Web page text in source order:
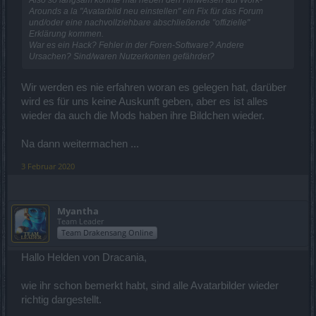
Arounds a la "Avatarbild neu einstellen" ein Fix für das Forum
und/oder eine nachvollziehbare abschließende "offizielle"
Erklärung kommen.
War es ein Hack? Fehler in der Foren-Software? Andere
Ursachen? Sind/waren Nutzerkonten gefährdet?
Wir werden es nie erfahren woran es gelegen hat, darüber
wird es für uns keine Auskunft geben, aber es ist alles
wieder da auch die Mods haben ihre Bildchen wieder.
Na dann weitermachen ...
3 Februar 2020
Myantha
Team Leader
Team Drakensang Online
Hallo Helden von Dracania,
wie ihr schon bemerkt habt, sind alle Avatarbilder wieder
richtig dargestellt.